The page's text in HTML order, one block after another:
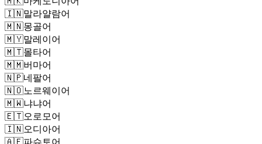
🇮🇳말라얄람어
🇲🇳몽골어
🇲🇾말레이어
🇲🇹몰타어
🇲🇲버마어
🇳🇵네팔어
🇳🇴노르웨이어
🇲🇼냐냐어
🇪🇹오로모어
🇮🇳오디아어
🇦🇫파슈토어